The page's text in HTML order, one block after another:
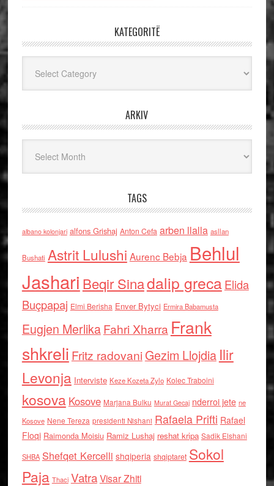
KATEGORITË
ARKIV
TAGS
albano kolonjari alfons Grishaj Anton Cefa arben llalla asllan
Bushati Astrit Lulushi Aurenc Bebja Behlul
Jashari Beqir Sinadalip grecaElida
Buçpapaj Elmi Berisha Enver Bytyci Ermira Babamusta
Eugjen MerlikaFahri Xharra Frank
shkreli Fritz radovaniGezim Llojdia Ilir
Levonja Interviste Keze Kozeta Zylo Kolec Traboini
kosova Kosove Marjana Bulku Murat Gecaj nderroi jete ne
Kosove Nene Tereza presidenti Nishani Rafaela Prifti Rafael
Floqi Raimonda Moisiu Ramiz Lushaj reshat kripa Sadik Elshani
SHBA Shefqet Kercelli shqiperia shqiptaret Sokol
Paja Thaci VatraVisar Zhiti